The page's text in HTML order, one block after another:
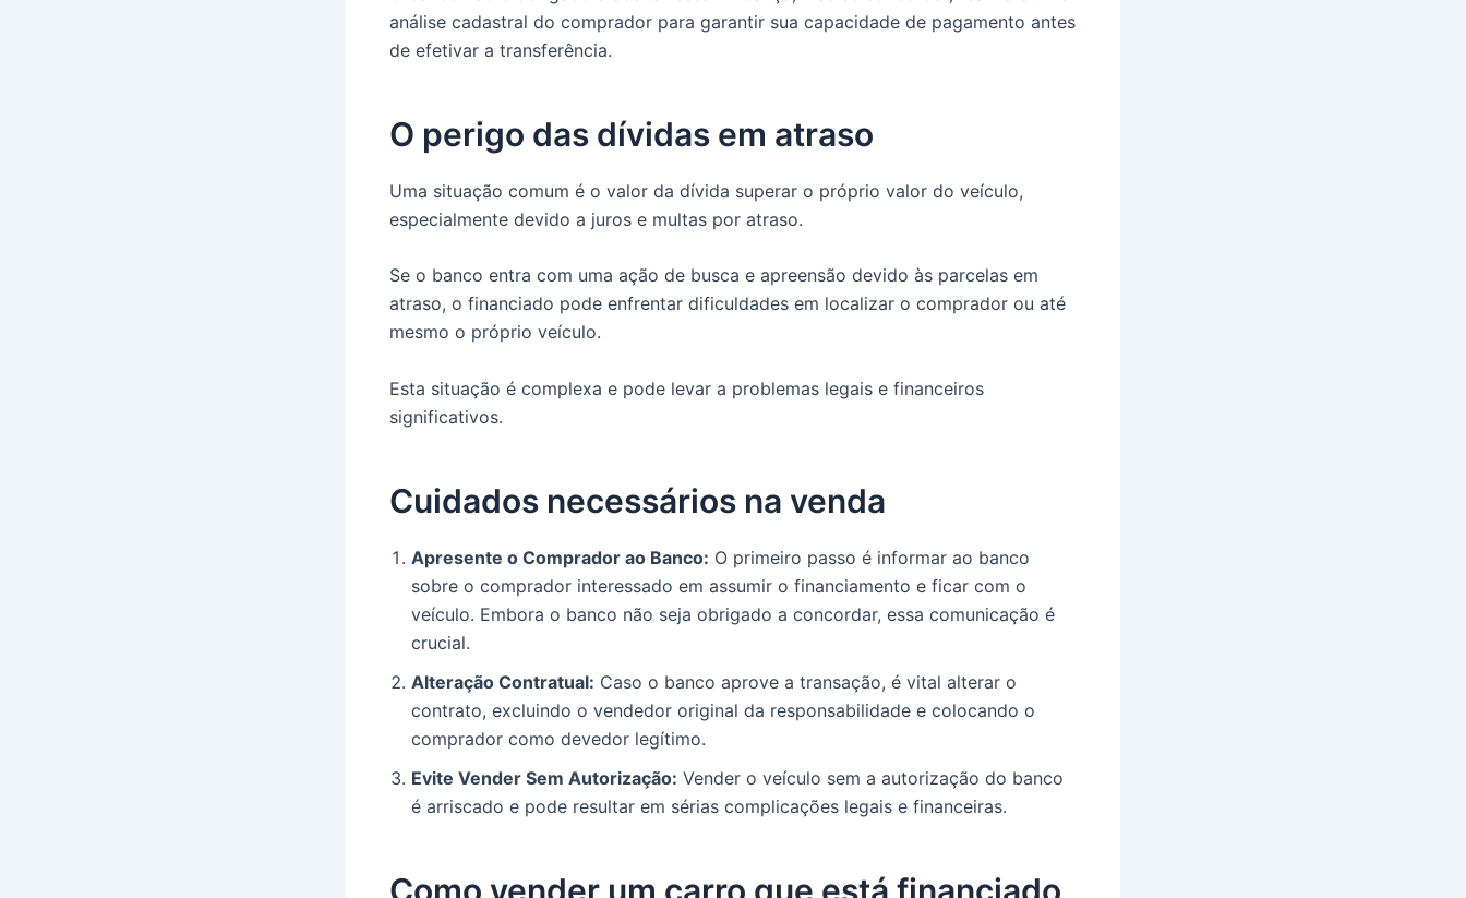
análise cadastral do comprador para garantir sua capacidade de pagamento antes
de efetivar a transferência.
O perigo das dívidas em atraso
Uma situação comum é o valor da dívida superar o próprio valor do veículo,
especialmente devido a juros e multas por atraso.
Se o banco entra com uma ação de busca e apreensão devido às parcelas em
atraso, o financiado pode enfrentar dificuldades em localizar o comprador ou até
mesmo o próprio veículo.
Esta situação é complexa e pode levar a problemas legais e financeiros
significativos.
Cuidados necessários na venda
Apresente o Comprador ao Banco: O primeiro passo é informar ao banco
sobre o comprador interessado em assumir o financiamento e ficar com o
veículo. Embora o banco não seja obrigado a concordar, essa comunicação é
crucial.
Alteração Contratual: Caso o banco aprove a transação, é vital alterar o
contrato, excluindo o vendedor original da responsabilidade e colocando o
comprador como devedor legítimo.
Evite Vender Sem Autorização: Vender o veículo sem a autorização do banco
é arriscado e pode resultar em sérias complicações legais e financeiras.
Como vender um carro que está financiado